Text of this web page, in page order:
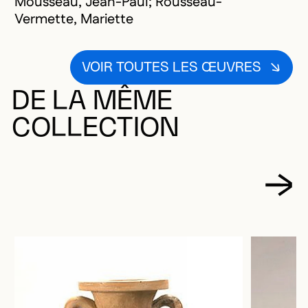
Vermette, Mariette
VOIR TOUTES LES ŒUVRES
DE LA MÊME
COLLECTION